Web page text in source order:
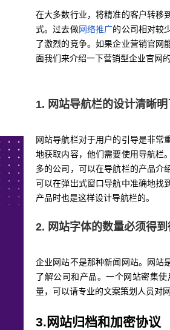
在大多数行业，将精准的客户转移
式。过去做网络推广的公司相对较
了激烈的竞争。如果企业营销官网
面我们来介绍一下营销型企业官网
1. 网站导航栏的设计清晰明
网站导航栏对于用户的引导是非常
地获取内容，他们需要使用导航栏
多的公司，可以在导航栏的产品介
可以在弹出式窗口导航中准确地找
产品时也是这样设计导航栏的。
2. 网站字体的数量必须得到
企业网站不是那种新闻网站。网站
了解公司和产品。一个网站密集
量，可以请专业的文案策划人员对
3.网站归档和加密协议